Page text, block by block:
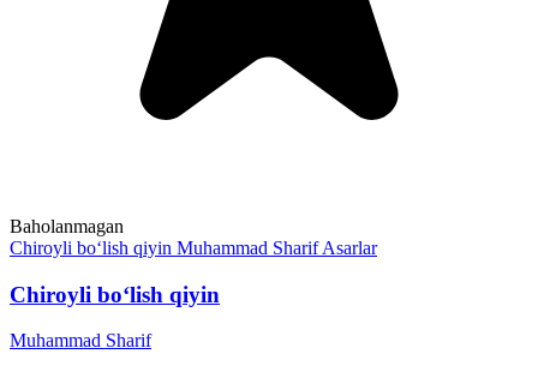
Baholanmagan
Chiroyli bo‘lish qiyin Muhammad Sharif Asarlar
Chiroyli bo‘lish qiyin
Muhammad Sharif